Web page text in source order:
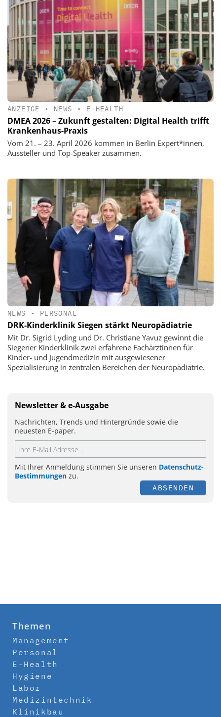
ANZEIGE • NEWS • E-HEALTH
DMEA 2026 – Zukunft gestalten: Digital Health trifft
Krankenhaus-Praxis
Vom 21. – 23. April 2026 kommen in Berlin Expert*innen,
Aussteller und Top-Speaker zusammen.
NEWS • PERSONAL
DRK-Kinderklinik Siegen stärkt Neuropädiatrie
Mit Dr. Sigrid Lyding und Dr. Christiane Yavuz gewinnt die
Siegener Kinderklinik zwei erfahrene Fachärztinnen für
Kinder- und Jugendmedizin mit ausgewiesener
Spezialisierung in zentralen Bereichen der Neuropädiatrie.
Newsletter & e-Ausgabe
Nachrichten, Trends und Hintergründe sowie die
neuesten E-paper.
Mit Ihrer Anmeldung stimmen Sie unseren Datenschutz-
Bestimmungen zu.
ABSENDEN
Themen
Management
Personal
E-Health
Hygiene
Labor
Medizintechnik
Klinikbau